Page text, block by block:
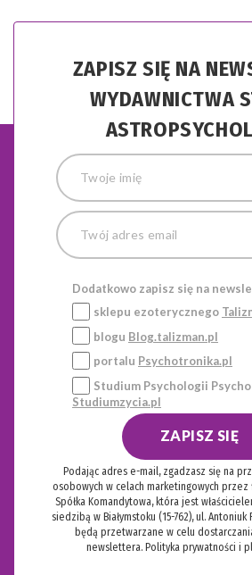
ZAPISZ SIĘ NA
WYDAWNICTWA
Dodatkowo zapisz się na
sklepu ezoterycznego
blogu Blog.talizman.pl
portalu Psychotronika.pl
Studium Psychologii
Studiumzycia.pl
ZAPISZ SIĘ
Podając adres e-mail, zgadzasz się na
osobowych w celach marketingowych przez
Spółka Komandytowa, która jest
siedzibą w Białymstoku (15-762), ul. Antoniuk
będą przetwarzane w celu
newslettera. Polityka prywatności i